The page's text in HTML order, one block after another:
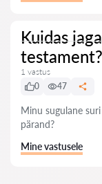
Kuidas
testament?
1 vastus
0
47
Minu sugulane
pärand?
Mine vastusele